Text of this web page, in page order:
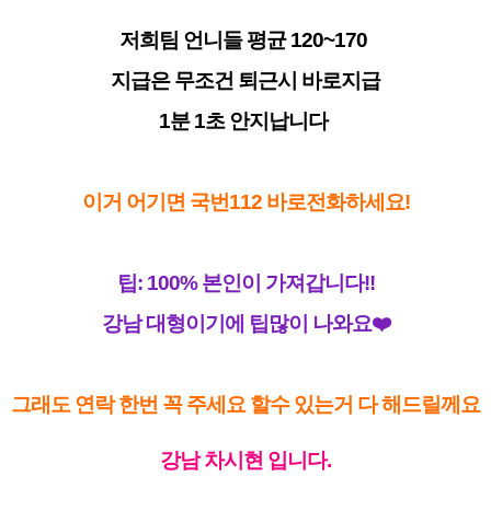
저희팀 언니들 평균 120~170
지급은 무조건 퇴근시 바로지급
1분 1초 안지납니다
이거 어기면 국번112 바로전화하세요!
팁: 100% 본인이 가져갑니다!!
강남 대형이기에 팁많이 나와요❤️
그래도 연락 한번 꼭 주세요 할수 있는거 다 해드릴께요
강남 차시현 입니다.